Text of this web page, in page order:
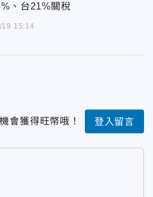
、台21%關稅
15:14
會獲得旺幣哦！ 登入留言